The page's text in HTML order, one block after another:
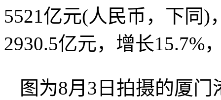
5521亿元(人民币，下同)
2930.5亿元，增长15.7%
图为8月3日拍摄的厦